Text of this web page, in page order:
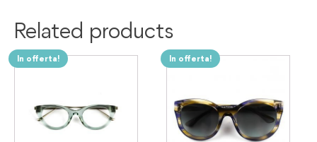
Related products
In offerta! In offerta!